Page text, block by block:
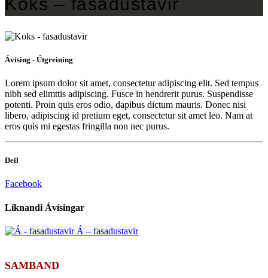
Ávísing - Útgreining
Lorem ipsum dolor sit amet, consectetur adipiscing elit. Sed tempus
nibh sed elimttis adipiscing. Fusce in hendrerit purus. Suspendisse
potenti. Proin quis eros odio, dapibus dictum mauris. Donec nisi
libero, adipiscing id pretium eget, consectetur sit amet leo. Nam at
eros quis mi egestas fringilla non nec purus.
Deil
Facebook
Líknandi Ávísingar
Á – fasadustavir
SAMBAND